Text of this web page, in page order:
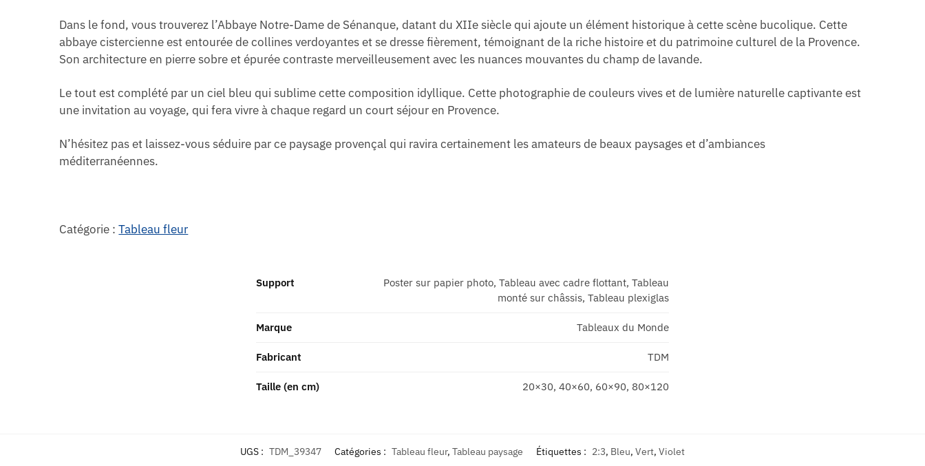
Dans le fond, vous trouverez l’Abbaye Notre-Dame de Sénanque, datant du XIIe siècle qui ajoute un élément historique à cette scène bucolique. Cette
abbaye cistercienne est entourée de collines verdoyantes et se dresse fièrement, témoignant de la riche histoire et du patrimoine culturel de la Provence.
Son architecture en pierre sobre et épurée contraste merveilleusement avec les nuances mouvantes du champ de lavande.
Le tout est complété par un ciel bleu qui sublime cette composition idyllique. Cette photographie de couleurs vives et de lumière naturelle captivante est
une invitation au voyage, qui fera vivre à chaque regard un court séjour en Provence.
N’hésitez pas et laissez-vous séduire par ce paysage provençal qui ravira certainement les amateurs de beaux paysages et d’ambiances
méditerranéennes.
Catégorie :Tableau fleur
Support
Poster sur papier photo, Tableau avec cadre flottant, Tableau
monté sur châssis, Tableau plexiglas
Marque Tableaux du Monde
Fabricant TDM
Taille (en cm) 20×30, 40×60, 60×90, 80×120
UGS : TDM_39347 Catégories : Tableau fleur, Tableau paysage Étiquettes : 2:3, Bleu, Vert, Violet